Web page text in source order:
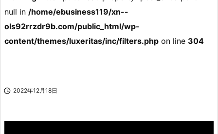
null in /home/ebusiness119/xn--
ols92rrzdr9b.com/public_html/wp-
content/themes/luxeritas/inc/filters.php on line 304
 2022年12月18日